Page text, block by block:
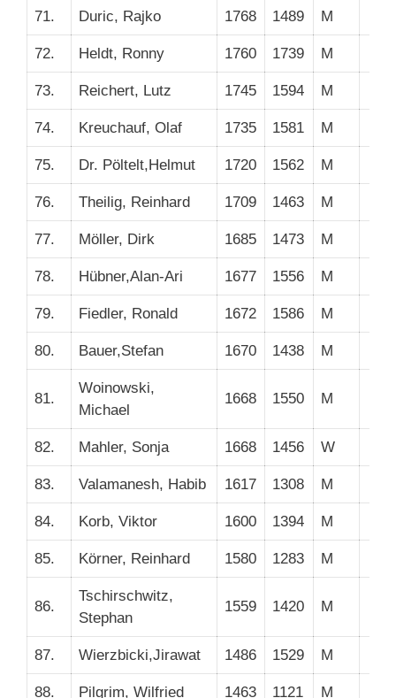
71. Duric, Rajko 1768 1489 M
72. Heldt, Ronny 1760 1739 M
73. Reichert, Lutz 1745 1594 M
74. Kreuchauf, Olaf 1735 1581 M
75. Dr. Pöltelt,Helmut 1720 1562 M
76. Theilig, Reinhard 1709 1463 M
77. Möller, Dirk 1685 1473 M
78. Hübner,Alan-Ari 1677 1556 M
79. Fiedler, Ronald 1672 1586 M
80. Bauer,Stefan 1670 1438 M
81.
Woinowski,
Michael
1668 1550 M
82. Mahler, Sonja 1668 1456 W
83. Valamanesh, Habib 1617 1308 M
84. Korb, Viktor 1600 1394 M
85. Körner, Reinhard 1580 1283 M
86.
Tschirschwitz,
Stephan
1559 1420 M
87. Wierzbicki,Jirawat 1486 1529 M
88. Pilgrim, Wilfried 1463 1121 M